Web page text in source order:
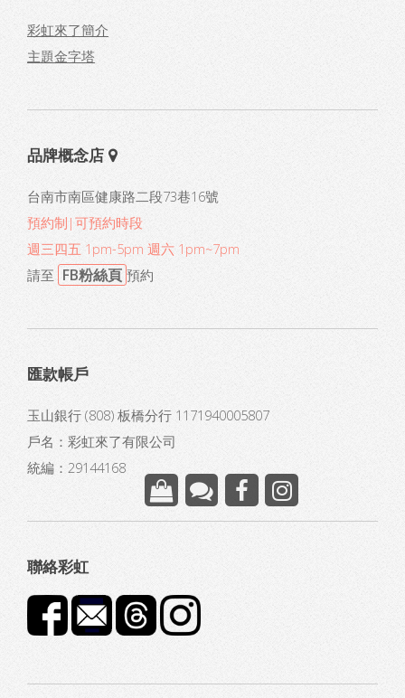
彩虹來了簡介
主題金字塔
品牌概念店
台南市南區健康路二段73巷16號
預約制|可預約時段
週三四五 1pm-5pm 週六 1pm~7pm
請至 FB粉絲頁 預約
匯款帳戶
玉山銀行 (808) 板橋分行 1171940005807
戶名：彩虹來了有限公司
統編：29144168
聯絡彩虹